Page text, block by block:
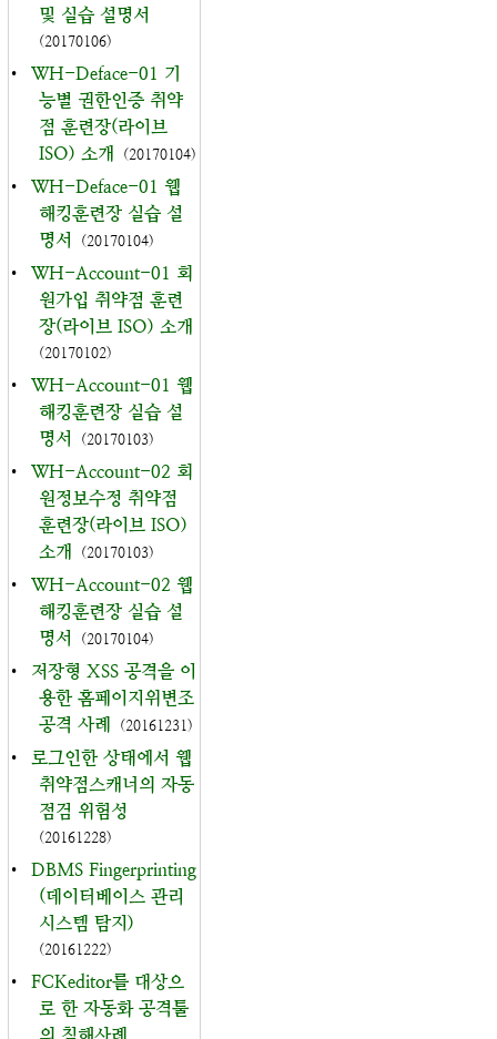
및 실습 설명서
(20170106)
•
WH-Deface-01 기
능별 권한인증 취약
점 훈련장(라이브
ISO) 소개
(20170104)
•
WH-Deface-01 웹
해킹훈련장 실습 설
명서
(20170104)
•
WH-Account-01 회
원가입 취약점 훈련
장(라이브 ISO) 소개
(20170102)
•
WH-Account-01 웹
해킹훈련장 실습 설
명서
(20170103)
•
WH-Account-02 회
원정보수정 취약점
훈련장(라이브 ISO)
소개
(20170103)
•
WH-Account-02 웹
해킹훈련장 실습 설
명서
(20170104)
•
저장형 XSS 공격을 이
용한 홈페이지위변조
공격 사례
(20161231)
•
로그인한 상태에서 웹
취약점스캐너의 자동
점검 위험성
(20161228)
•
DBMS Fingerprinting
(데이터베이스 관리
시스템 탐지)
(20161222)
•
FCKeditor를 대상으
로 한 자동화 공격툴